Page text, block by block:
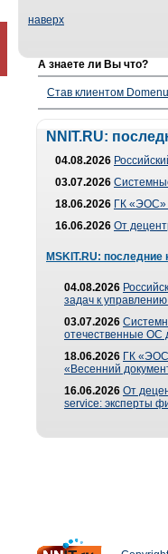
наверх
А знаете ли Вы что?
Став клиентом
NNIT.RU:
04.08.2026
03.07.2026
18.06.2026 ГК «ЭОС»
16.06.2026 От
MSKIT.RU:
04.08.2026
задач к
03.07.2026
отечественные ОС
18.06.2026 ГК
«Весенний
16.06.2026 От
service: эксперты